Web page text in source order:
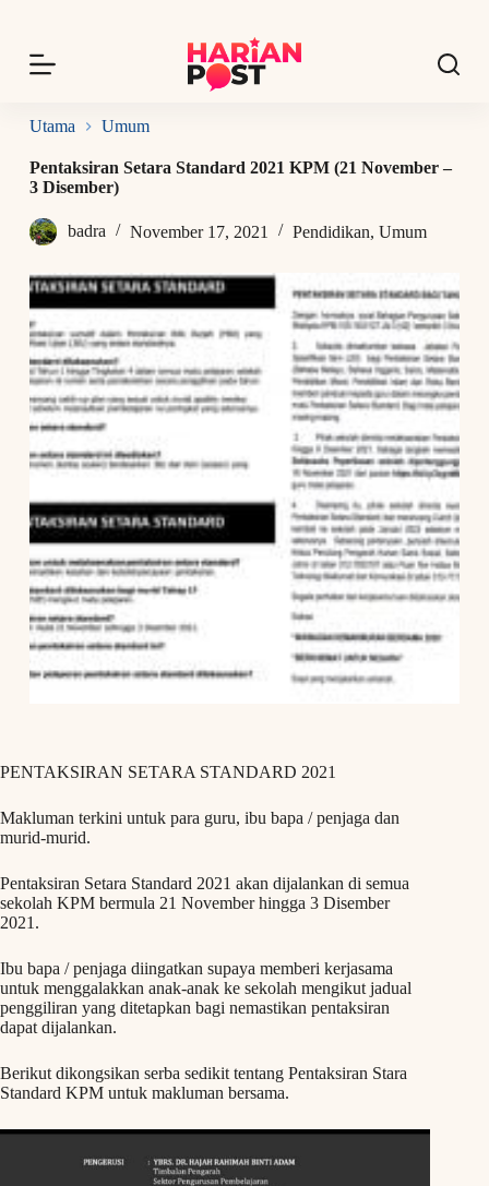
p
o
o
n
n
Utama Umum
Pentaksiran Setara Standard 2021 KPM (21 November –
3 Disember)
badra November 17, 2021 Pendidikan, Umum
PENTAKSIRAN SETARA STANDARD 2021
Makluman terkini untuk para guru, ibu bapa / penjaga dan
murid-murid.
Pentaksiran Setara Standard 2021 akan dijalankan di semua
sekolah KPM bermula 21 November hingga 3 Disember
2021.
Ibu bapa / penjaga diingatkan supaya memberi kerjasama
untuk menggalakkan anak-anak ke sekolah mengikut jadual
penggiliran yang ditetapkan bagi nemastikan pentaksiran
dapat dijalankan.
Berikut dikongsikan serba sedikit tentang Pentaksiran Stara
Standard KPM untuk makluman bersama.